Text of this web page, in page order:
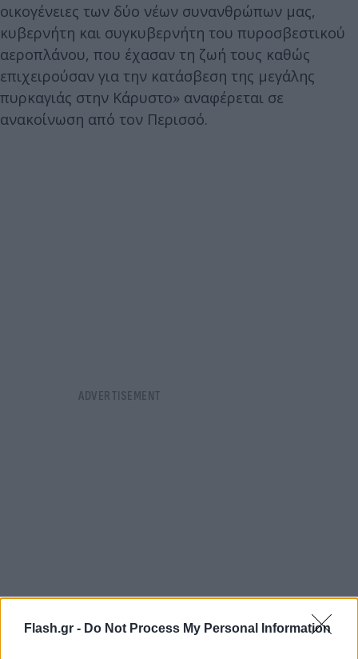
Flash.gr - Do Not Process My Personal Information
οικογένειες των δύο νέων συνανθρώπων μας,
κυβερνήτη και συγκυβερνήτη του πυροσβεστικού
αεροπλάνου, που έχασαν τη ζωή τους καθώς
επιχειρούσαν για την κατάσβεση της μεγάλης
πυρκαγιάς στην Κάρυστο» αναφέρεται σε
ανακοίνωση από τον Περισσό.